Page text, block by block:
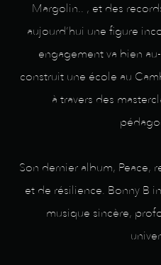
Margolin.. , et des
aujourd’hui une figure
engagement va bien
construit une école au
à travers des
Son dernier album, Peace,
et de résilience. Bonny B
musique sincère,